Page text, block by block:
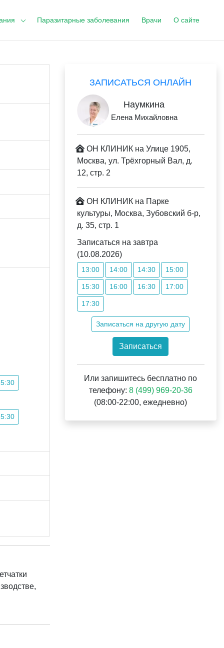
Паразитарные заболевания Врачи О сайте
ЗАПИСАТЬСЯ ОНЛАЙН
Наумкина
Елена Михайловна
ОН КЛИНИК на Улице 1905,
Москва, ул. Трёхгорный Вал, д.
12, стр. 2
ОН КЛИНИК на Парке
культуры, Москва, Зубовский б-р,
д. 35, стр. 1
Записаться на завтра
(10.08.2026)
13:00 14:00 14:30 15:00
15:30 16:00 16:30 17:00
17:30
Записаться на другую дату
Записаться
Или запишитесь бесплатно по
телефону: 8 (499) 969-20-36
(08:00-22:00, ежедневно)